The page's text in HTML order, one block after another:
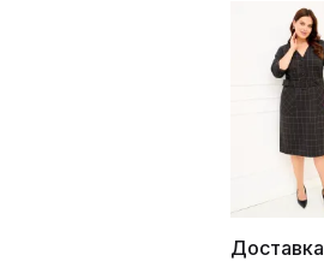
Доставка